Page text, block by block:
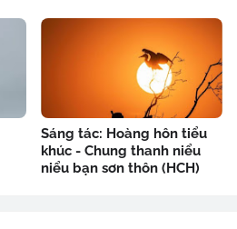
Sáng tác: Hoàng hôn tiểu
khúc - Chung thanh niểu
niểu bạn sơn thôn (HCH)